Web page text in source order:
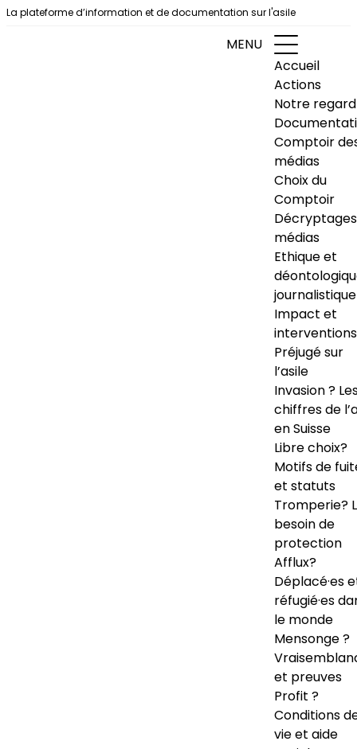
Aller au contenu
La plateforme d’information et de documentation sur l'asile
MENU
Accueil
Actions
Notre regard
Comptoir
médias
Choix du
Comptoir
Décryptages
médias
Ethique et
journalistique
Impact et
interventions
Préjugé sur
l’asile
Invasion ?
chiffres de
en Suisse
Libre choix?
Motifs de
et statuts
Tromperie?
besoin de
protection
Afflux?
Déplacé·es
réfugié·es
le monde
Mensonge ?
et preuves
Profit ?
Conditions
vie et aide